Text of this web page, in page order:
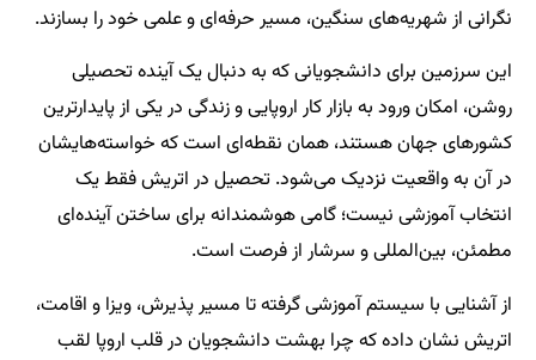
نگرانی از شهریه‌های سنگین، مسیر حرفه‌ای و علمی خود را بسازند.
این سرزمین برای دانشجویانی که به دنبال یک آینده تحصیلی
روشن، امکان ورود به بازار کار اروپایی و زندگی در یکی از پایدارترین
کشورهای جهان هستند، همان نقطه‌ای است که خواسته‌هایشان
در آن به واقعیت نزدیک می‌شود. تحصیل در اتریش فقط یک
انتخاب آموزشی نیست؛ گامی هوشمندانه برای ساختن آینده‌ای
مطمئن، بین‌المللی و سرشار از فرصت است.
از آشنایی با سیستم آموزشی گرفته تا مسیر پذیرش، ویزا و اقامت،
اتریش نشان داده که چرا بهشت دانشجویان در قلب اروپا لقب